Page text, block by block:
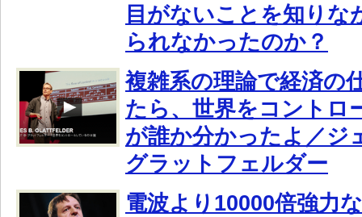
目がないことを知りな
られなかったのか？
複雑系の理論で経済の
たら、世界をコントロ
が誰か分かったよ／ジ
グラットフェルダー
電波より10000倍強力